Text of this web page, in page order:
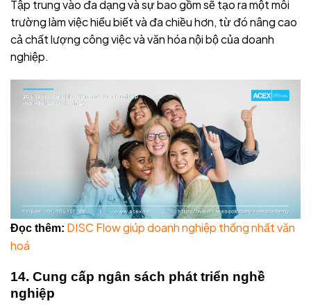
Tập trung vào đa dạng và sự bao gồm sẽ tạo ra một môi
trường làm việc hiểu biết và đa chiều hơn, từ đó nâng cao
cả chất lượng công việc và văn hóa nội bộ của doanh
nghiệp.
Đọc thêm: DISC Flow giúp doanh nghiệp thống nhất văn
hoá
14. Cung cấp ngân sách phát triển nghề
nghiệp